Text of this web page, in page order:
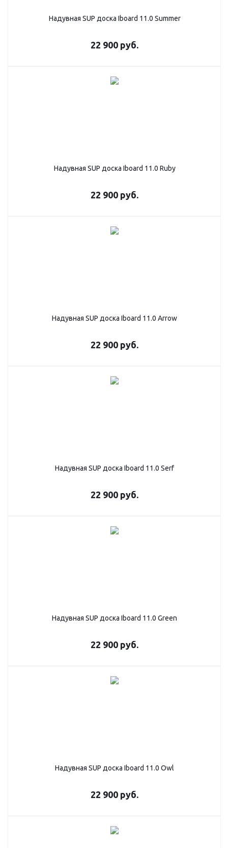
Надувная SUP дoска Iboard 11.0 Summer
22 900 руб.
Надувная SUP дoска Iboard 11.0 Ruby
22 900 руб.
Надувная SUP дoска Iboard 11.0 Arrow
22 900 руб.
Надувная SUP дoска Iboard 11.0 Serf
22 900 руб.
Надувная SUP дoска Iboard 11.0 Green
22 900 руб.
Надувная SUP дoска Iboard 11.0 Owl
22 900 руб.